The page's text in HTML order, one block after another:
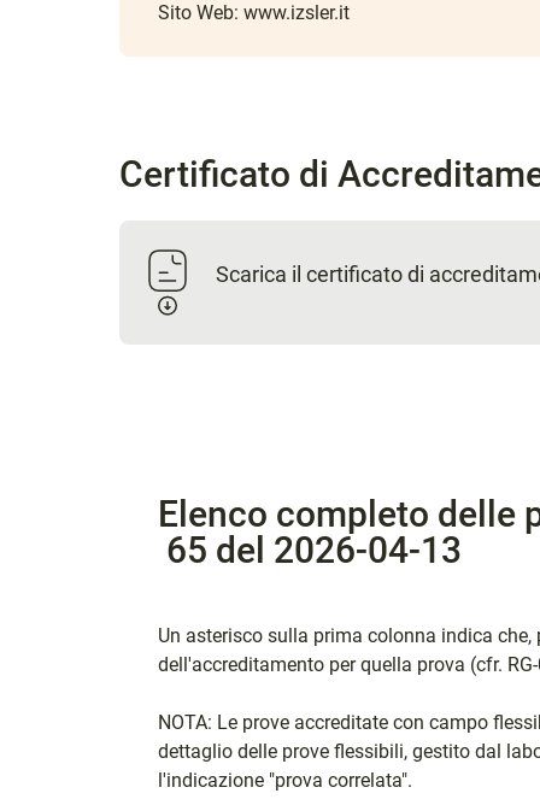
Sito Web: www.izsler.it
Certificato di
Scarica il certificato di
Elenco completo delle
65 del 2026-04-13
Un asterisco sulla prima colonna indica
dell'accreditamento per quella prova (cfr.
NOTA: Le prove accreditate con campo
dettaglio delle prove flessibili, gestito dal
l'indicazione "prova correlata".